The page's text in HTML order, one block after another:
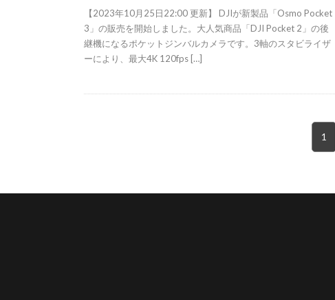
【2023年10月25日22:00 更新】 DJIが新製品「Osmo Pocket
3」の販売を開始しました。大人気商品「DJI Pocket 2」の後
継機になるポケットジンバルカメラです。3軸のスタビライザ
ーにより、最大4K 120fps […]
1